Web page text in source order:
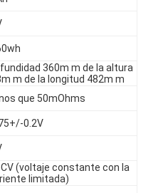
360m m de la altura
m de la longitud 482m m
que 50mOhms
0.2V
CV (voltaje constante con la
limitada)